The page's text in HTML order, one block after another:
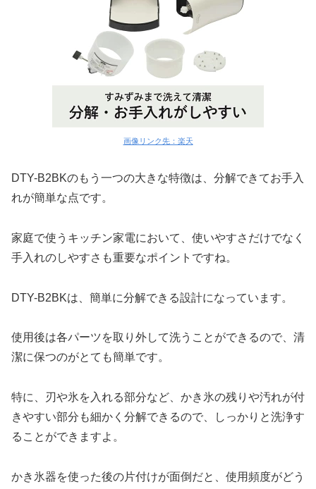
画像リンク先：楽天
DTY-B2BKのもう一つの大きな特徴は、分解できてお手入
れが簡単な点です。
家庭で使うキッチン家電において、使いやすさだけでなく
手入れのしやすさも重要なポイントですね。
DTY-B2BKは、簡単に分解できる設計になっています。
使用後は各パーツを取り外して洗うことができるので、清
潔に保つのがとても簡単です。
特に、刃や氷を入れる部分など、かき氷の残りや汚れが付
きやすい部分も細かく分解できるので、しっかりと洗浄す
ることができますよ。
かき氷器を使った後の片付けが面倒だと、使用頻度がどう